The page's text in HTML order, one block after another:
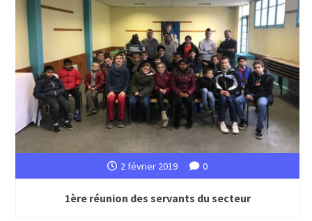
2 février 2019 0
1ère réunion des servants du secteur